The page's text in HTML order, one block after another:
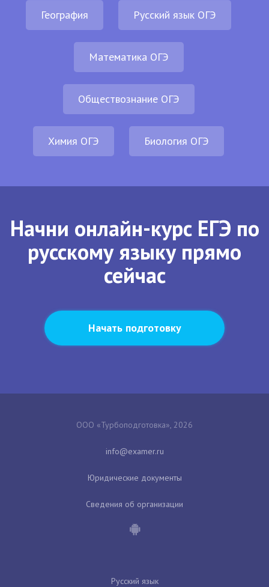
География Русский язык ОГЭ
Математика ОГЭ
Обществознание ОГЭ
Химия ОГЭ Биология ОГЭ
Начни онлайн-курс ЕГЭ по
русскому языку прямо
сейчас
Начать подготовку
ООО «Турбоподготовка», 2026
Юридические документы
Сведения об организации
Русский язык